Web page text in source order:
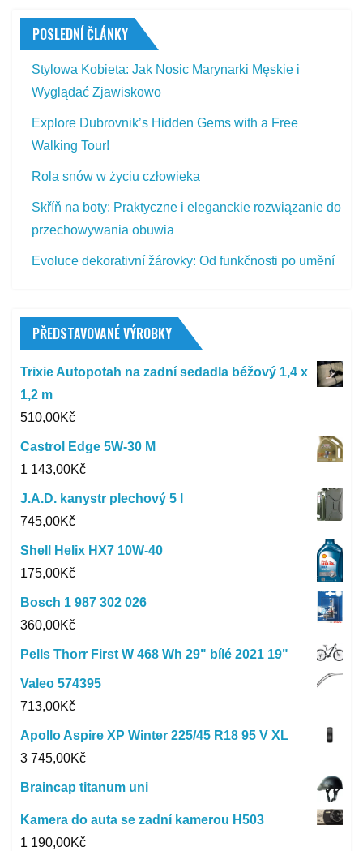
POSLEDNÍ ČLÁNKY
Stylowa Kobieta: Jak Nosic Marynarki Męskie i
Wyglądać Zjawiskowo
Explore Dubrovnik’s Hidden Gems with a Free
Walking Tour!
Rola snów w życiu człowieka
Skříň na boty: Praktyczne i eleganckie rozwiązanie do
przechowywania obuwia
Evoluce dekorativní žárovky: Od funkčnosti po umění
PŘEDSTAVOVANÉ VÝROBKY
Trixie Autopotah na zadní sedadla béžový 1,4 x
1,2 m
510,00Kč
Castrol Edge 5W-30 M
1 143,00Kč
J.A.D. kanystr plechový 5 l
745,00Kč
Shell Helix HX7 10W-40
175,00Kč
Bosch 1 987 302 026
360,00Kč
Pells Thorr First W 468 Wh 29" bílé 2021 19"
Valeo 574395
713,00Kč
Apollo Aspire XP Winter 225/45 R18 95 V XL
3 745,00Kč
Braincap titanum uni
Kamera do auta se zadní kamerou H503
1 190,00Kč